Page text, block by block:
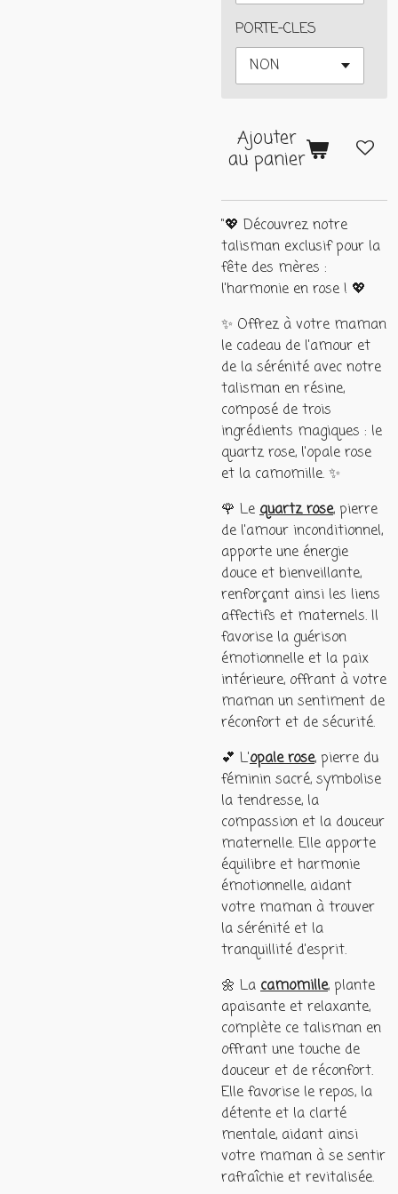
PORTE-CLES
Ajouter
au panier
"💖 Découvrez notre
talisman exclusif pour la
fête des mères :
l'harmonie en rose ! 💖
✨ Offrez à votre maman
le cadeau de l'amour et
de la sérénité avec notre
talisman en résine,
composé de trois
ingrédients magiques : le
quartz rose, l'opale rose
et la camomille. ✨
🌹 Le quartz rose, pierre
de l'amour inconditionnel,
apporte une énergie
douce et bienveillante,
renforçant ainsi les liens
affectifs et maternels. Il
favorise la guérison
émotionnelle et la paix
intérieure, offrant à votre
maman un sentiment de
réconfort et de sécurité.
💕 L'opale rose, pierre du
féminin sacré, symbolise
la tendresse, la
compassion et la douceur
maternelle. Elle apporte
équilibre et harmonie
émotionnelle, aidant
votre maman à trouver
la sérénité et la
tranquillité d'esprit.
🌼 La camomille, plante
apaisante et relaxante,
complète ce talisman en
offrant une touche de
douceur et de réconfort.
Elle favorise le repos, la
détente et la clarté
mentale, aidant ainsi
votre maman à se sentir
rafraîchie et revitalisée.